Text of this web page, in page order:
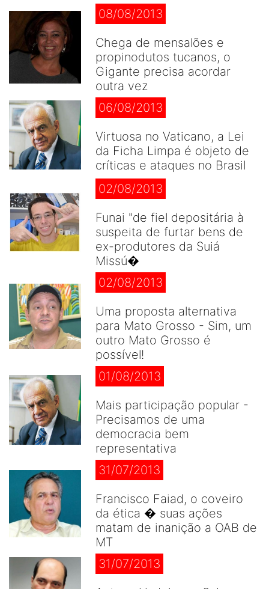
08/08/2013
Chega de mensalões e
propinodutos tucanos, o
Gigante precisa acordar
outra vez
06/08/2013
Virtuosa no Vaticano, a Lei
da Ficha Limpa é objeto de
críticas e ataques no Brasil
02/08/2013
Funai "de fiel depositária à
suspeita de furtar bens de
ex-produtores da Suiá
Missú�
02/08/2013
Uma proposta alternativa
para Mato Grosso - Sim, um
outro Mato Grosso é
possível!
01/08/2013
Mais participação popular -
Precisamos de uma
democracia bem
representativa
31/07/2013
Francisco Faiad, o coveiro
da ética � suas ações
matam de inanição a OAB de
MT
31/07/2013